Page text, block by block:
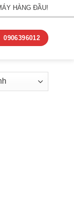
HÀNG ĐẦU!
0906396012